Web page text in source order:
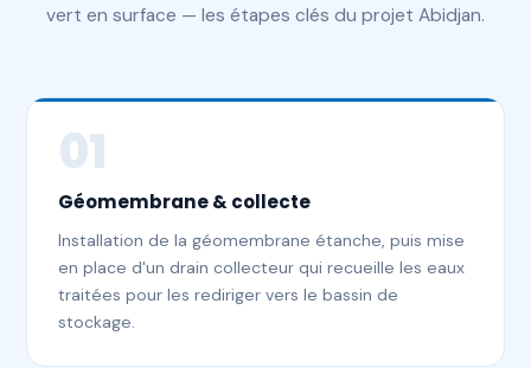
vert en surface — les étapes clés du projet Abidjan.
01
Géomembrane & collecte
Installation de la géomembrane étanche, puis mise
en place d'un drain collecteur qui recueille les eaux
traitées pour les rediriger vers le bassin de
stockage.